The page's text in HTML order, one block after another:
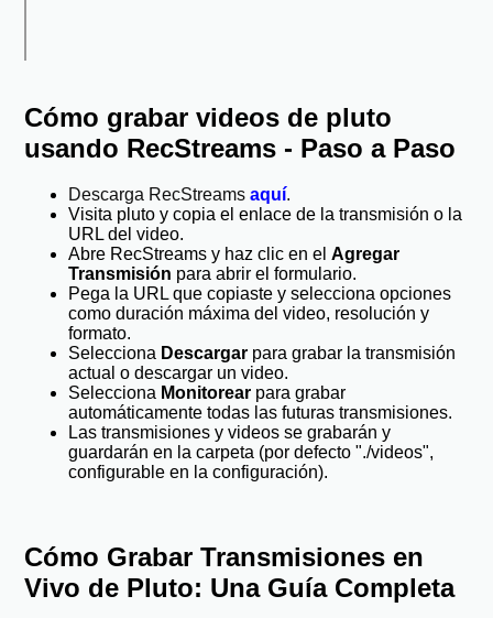
Cómo grabar videos de pluto
usando RecStreams - Paso a Paso
Descarga RecStreamsaquí.
Visita pluto y copia el enlace de la transmisión o la
URL del video.
Abre RecStreams y haz clic en elAgregar
Transmisión para abrir el formulario.
Pega la URL que copiaste y selecciona opciones
como duración máxima del video, resolución y
formato.
Selecciona Descargar para grabar la transmisión
actual o descargar un video.
Selecciona Monitorear para grabar
automáticamente todas las futuras transmisiones.
Las transmisiones y videos se grabarán y
guardarán en la carpeta (por defecto "./videos",
configurable en la configuración).
Cómo Grabar Transmisiones en
Vivo de Pluto: Una Guía Completa